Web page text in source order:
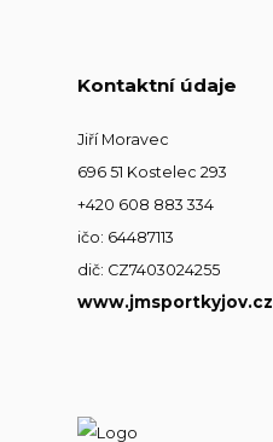
Kontaktní údaje
Jiří Moravec
696 51 Kostelec 293
+420 608 883 334
ičo: 64487113
dič: CZ7403024255
www.jmsportkyjov.cz